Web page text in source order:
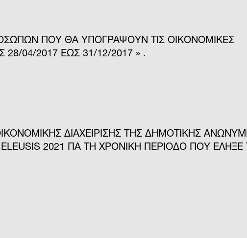
ΠΟΥ ΘΑ ΥΠΟΓΡΑΨΟΥΝ ΤΙΣ ΟΙΚΟΝΟΜΙΚΕΣ
28/04/2017 ΕΩΣ 31/12/2017 » .
ΔΙΑΧΕΙΡΙΣΗΣ ΤΗΣ ΔΗΜΟΤΙΚΗΣ
2021 ΓΙΑ ΤΗ ΧΡΟΝΙΚΗ ΠΕΡΙΟΔΟ ΠΟΥ ΕΛΗΞΕ